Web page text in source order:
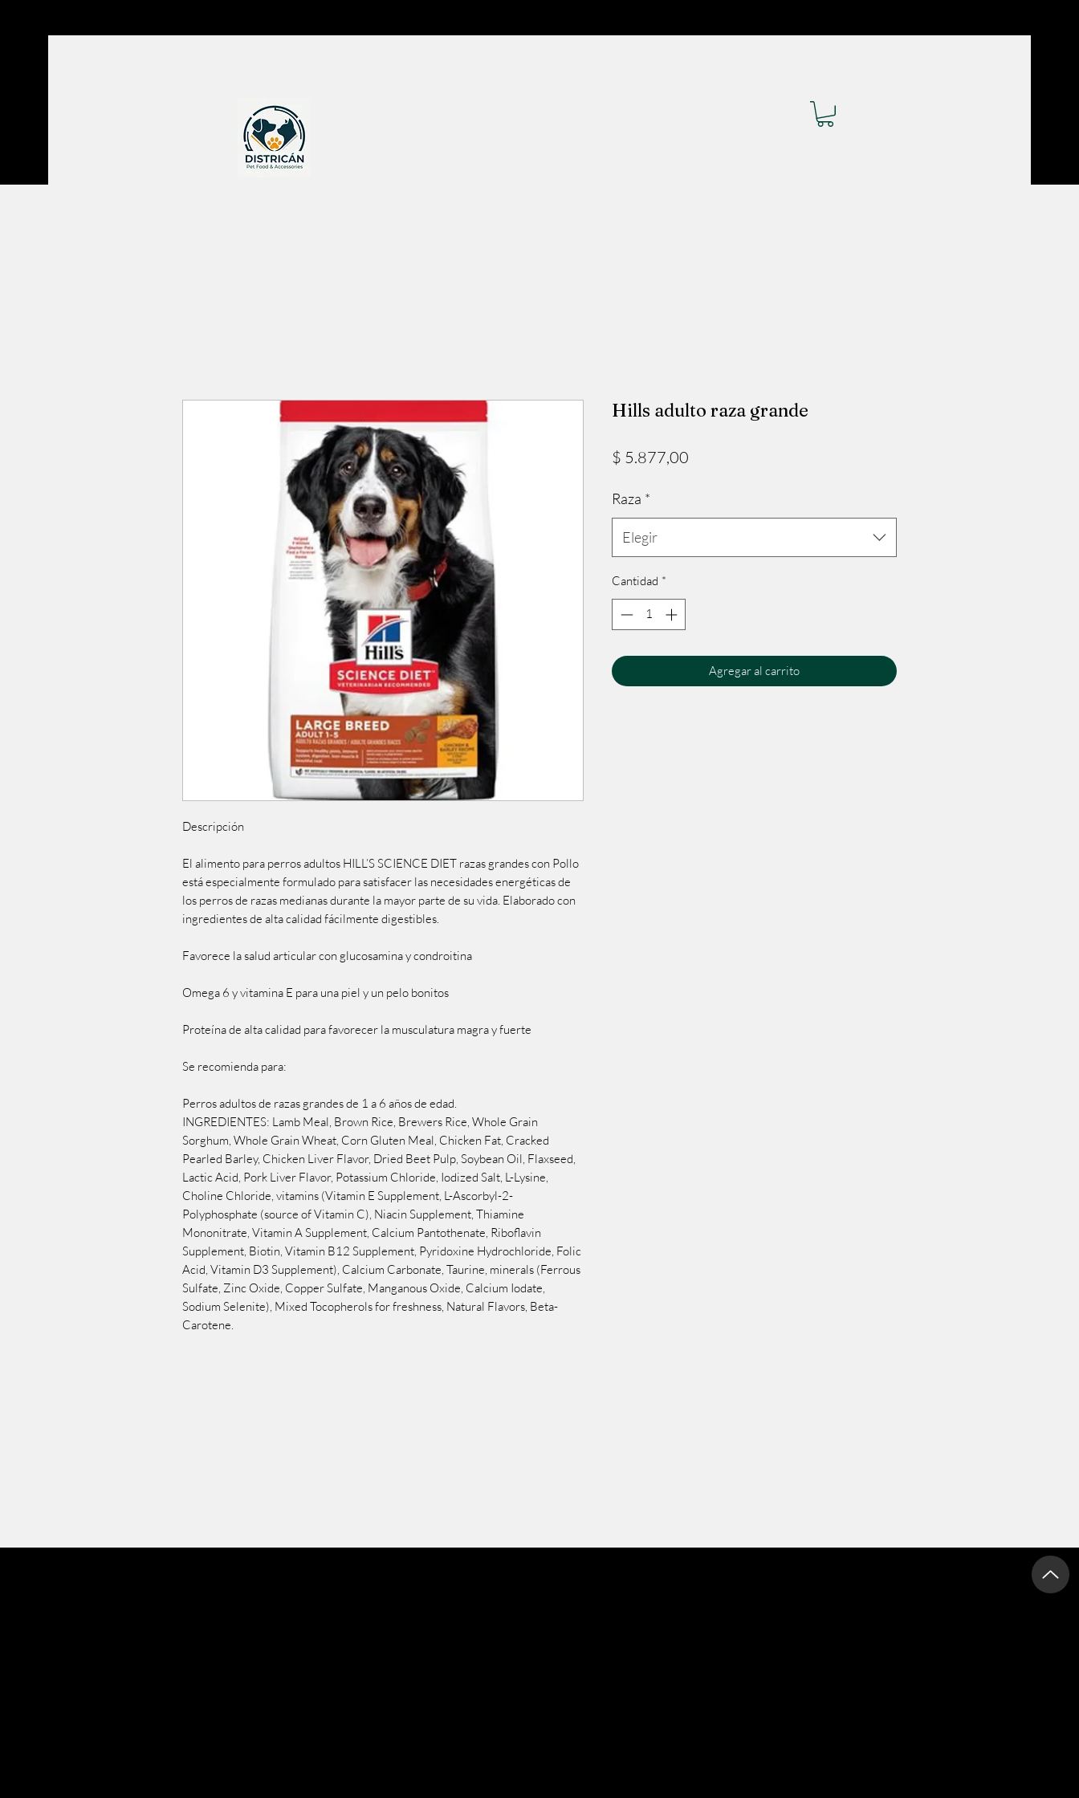
Descripción
El alimento para perros adultos HILL’S SCIENCE DIET razas grandes con Pollo
está especialmente formulado para satisfacer las necesidades energéticas de
los perros de razas medianas durante la mayor parte de su vida. Elaborado con
ingredientes de alta calidad fácilmente digestibles.
Favorece la salud articular con glucosamina y condroitina
Omega 6 y vitamina E para una piel y un pelo bonitos
Proteína de alta calidad para favorecer la musculatura magra y fuerte
Se recomienda para:
Perros adultos de razas grandes de 1 a 6 años de edad.
INGREDIENTES: Lamb Meal, Brown Rice, Brewers Rice, Whole Grain
Sorghum, Whole Grain Wheat, Corn Gluten Meal, Chicken Fat, Cracked
Pearled Barley, Chicken Liver Flavor, Dried Beet Pulp, Soybean Oil, Flaxseed,
Lactic Acid, Pork Liver Flavor, Potassium Chloride, Iodized Salt, L-Lysine,
Choline Chloride, vitamins (Vitamin E Supplement, L-Ascorbyl-2-
Polyphosphate (source of Vitamin C), Niacin Supplement, Thiamine
Mononitrate, Vitamin A Supplement, Calcium Pantothenate, Riboflavin
Supplement, Biotin, Vitamin B12 Supplement, Pyridoxine Hydrochloride, Folic
Acid, Vitamin D3 Supplement), Calcium Carbonate, Taurine, minerals (Ferrous
Sulfate, Zinc Oxide, Copper Sulfate, Manganous Oxide, Calcium Iodate,
Sodium Selenite), Mixed Tocopherols for freshness, Natural Flavors, Beta-
Carotene.
Hills adulto raza grande
$ 5.877,00
Raza *
Elegir
Cantidad *
Agregar al carrito